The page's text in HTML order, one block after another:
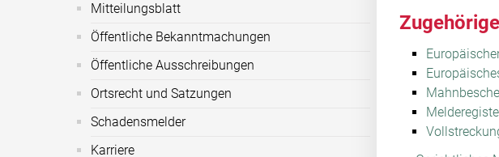
Mitteilungsblatt
Öffentliche Bekanntmachungen
Öffentliche Ausschreibungen
Ortsrecht und Satzungen
Schadensmelder
Karriere